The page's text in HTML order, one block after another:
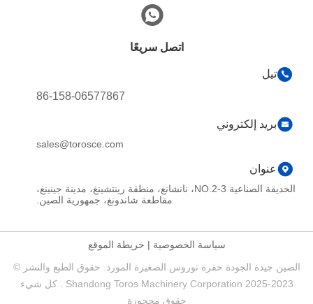
اتصل سريعًا
تيل
86-158-06577867
بريد إلكتروني
sales@torosce.com
عنوان
الحديقة الصناعية NO.2-3، نانشانغ، منطقة رينتشينغ، مدينة جينينغ،
مقاطعة شاندونغ، جمهورية الصين.
سياسة الخصوصية | خريطة الموقع
الصين جيدة الجودة حفرة توروس الصغيرة المورد. حقوق الطبع والنشر ©
2023-2025 Shandong Toros Machinery Corporation . كل شيء
حقوق محجوزة